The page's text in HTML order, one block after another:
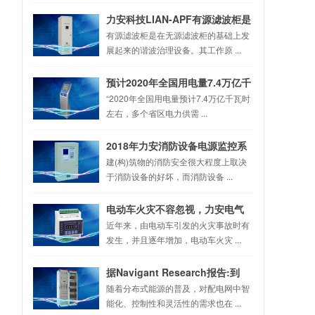
力安科技LIAN-APF有源滤波柜是
理想的滤波设备之一
有源滤波柜是在无源滤波柜的基础上发
展起来的谐波治理设备。其工作原 ...
预计2020年全国用电量7.4万亿千
瓦时 多省区趋紧
“2020年全国用电量预计7.4万亿千瓦时
左右，多个省区电力供需 ...
2018年力安消防设备电源监控系
统的组成及安装
建(构)筑物的消防安全很大程度上取决
于消防设备的好坏，而消防设备 ...
电动车火灾不容忽视，力安电气
火灾监控系统来帮忙
近年来，由电动车引发的火灾事故时有
发生，并且逐年增加，电动车火灾 ...
据Navigant Research报告:到
2027年电网边缘计算和分布式智
能市场将达65亿美元
随着分布式能源的普及，对配电网中智
能化、控制性和灵活性的需求也在 ...